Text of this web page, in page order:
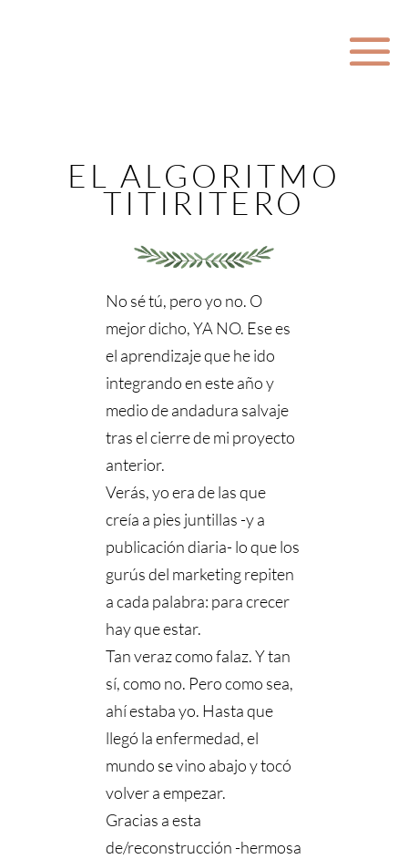
EL ALGORITMO
TITIRITERO
No sé tú, pero yo no. O
mejor dicho, YA NO. Ese es
el aprendizaje que he ido
integrando en este año y
medio de andadura salvaje
tras el cierre de mi proyecto
anterior.
Verás, yo era de las que
creía a pies juntillas -y a
publicación diaria- lo que los
gurús del marketing repiten
a cada palabra: para crecer
hay que estar.
Tan veraz como falaz. Y tan
sí, como no. Pero como sea,
ahí estaba yo. Hasta que
llegó la enfermedad, el
mundo se vino abajo y tocó
volver a empezar.
Gracias a esta
de/reconstrucción -hermosa